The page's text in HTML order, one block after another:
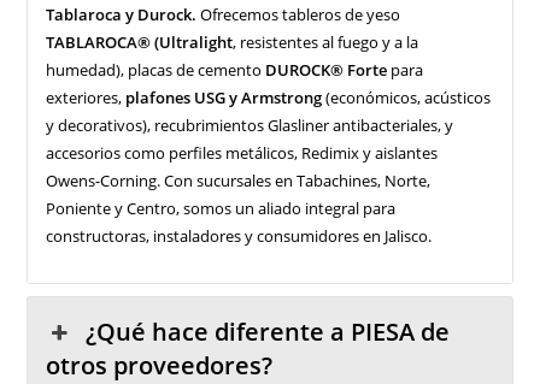
Tablaroca y Durock. Ofrecemos tableros de yeso
TABLAROCA® (Ultralight, resistentes al fuego y a la
humedad), placas de cemento DUROCK® Forte para
exteriores, plafones USG y Armstrong(económicos, acústicos
y decorativos), recubrimientos Glasliner antibacteriales, y
accesorios como perfiles metálicos, Redimix y aislantes
Owens-Corning. Con sucursales en Tabachines, Norte,
Poniente y Centro, somos un aliado integral para
constructoras, instaladores y consumidores en Jalisco.
¿Qué hace diferente a PIESA de
otros proveedores?